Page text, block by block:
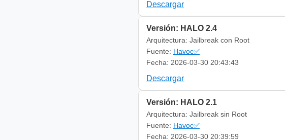
Descargar
Versión: HALO 2.4
Arquitectura: Jailbreak con Root
Fuente: Havoc✅
Fecha: 2026-03-30 20:43:43
Descargar
Versión: HALO 2.1
Arquitectura: Jailbreak sin Root
Fuente: Havoc✅
Fecha: 2026-03-30 20:39:59